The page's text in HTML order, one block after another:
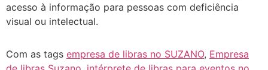
acesso à informação para pessoas com deficiência
visual ou intelectual.
Com as tags empresa de libras no SUZANO, Empresa